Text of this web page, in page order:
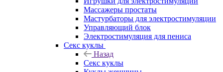
Массажеры простаты
Мастурбаторы для электростимуляции
Управляющий блок
Электростимуляция для пениса
Секс куклы
Назад
Секс куклы